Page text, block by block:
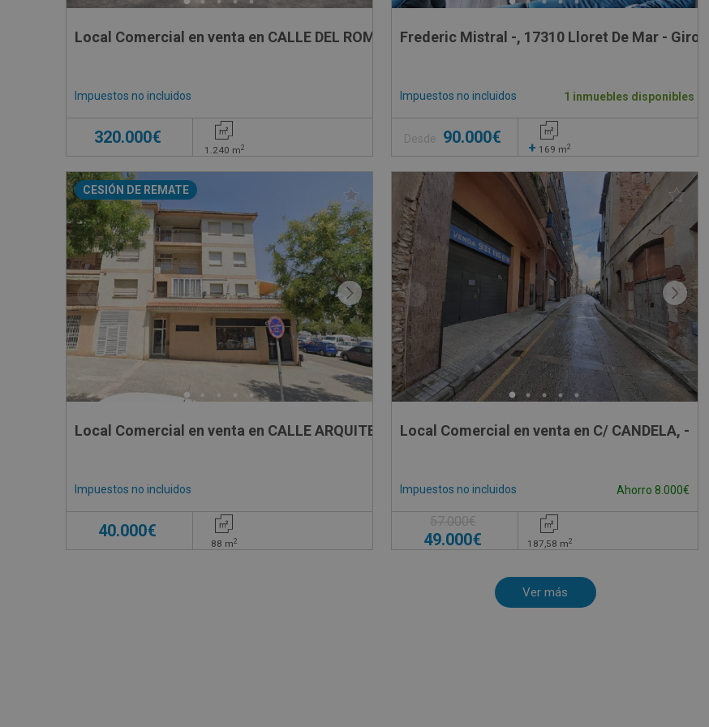
Local Comercial en venta en CALLE DEL ROMANI , 2
Impuestos no incluidos
320.000€
1.240 m2
Frederic Mistral -, 17310 Lloret De Mar - Girona
Impuestos no incluidos 1 inmuebles disponibles
Desde 90.000€
+ 169 m2
CESIÓN DE REMATE
Local Comercial en venta en CALLE ARQUITECTO VIVES, 3
Impuestos no incluidos
40.000€
88 m2
Local Comercial en venta en C/ CANDELA, -
Impuestos no incluidos Ahorro 8.000€
57.000€
49.000€ 187,58 m2